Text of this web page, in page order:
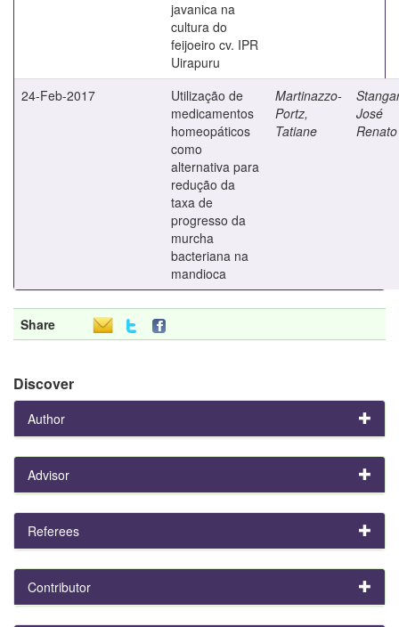
javanica na
cultura do
feijoeiro cv. IPR
Uirapuru
24-Feb-2017
Utilização de
medicamentos
homeopáticos
como
alternativa para
redução da
taxa de
progresso da
murcha
bacteriana na
mandioca
Martinazzo-
Portz,
Tatiane
José
Renato
Share
Discover
Author
Advisor
Referees
Contributor